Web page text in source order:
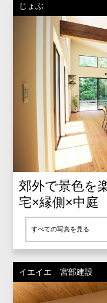
じょぶ
郊外で景色を
宅×縁側×中庭
すべての写真を見る
イエイエ 宮部建設